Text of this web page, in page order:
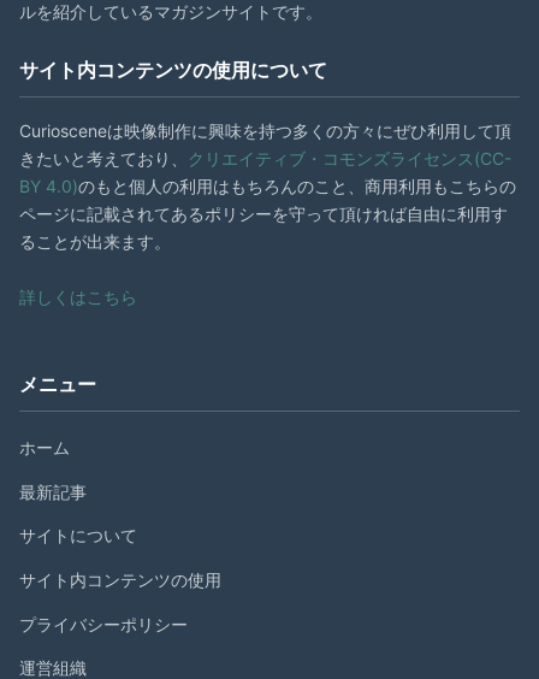
ルを紹介しているマガジンサイトです。
サイト内コンテンツの使用について
Curiosceneは映像制作に興味を持つ多くの方々にぜひ利用して頂
きたいと考えており、
クリエイティブ・コモンズライセンス(CC-
BY 4.0)のもと個人の利用はもちろんのこと、商用利用もこちらの
ページに記載されてあるポリシーを守って頂ければ自由に利用す
ることが出来ます。
詳しくはこちら
メニュー
ホーム
最新記事
サイトについて
サイト内コンテンツの使用
プライバシーポリシー
運営組織